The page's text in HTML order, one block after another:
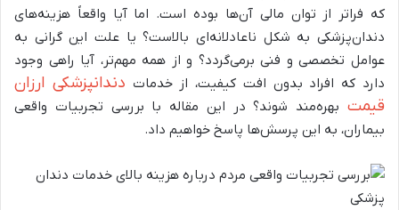
که فراتر از توان مالی آن‌ها بوده است. اما آیا واقعاً هزینه‌های
دندان‌پزشکی به شکل ناعادلانه‌ای بالاست؟ یا علت این گرانی به
عوامل تخصصی و فنی برمی‌گردد؟ و از همه مهم‌تر، آیا راهی وجود
دارد که افراد بدون افت کیفیت، از خدمات دندانپزشکی ارزان
قیمت بهره‌مند شوند؟ در این مقاله با بررسی تجربیات واقعی
بیماران، به این پرسش‌ها پاسخ خواهیم داد.